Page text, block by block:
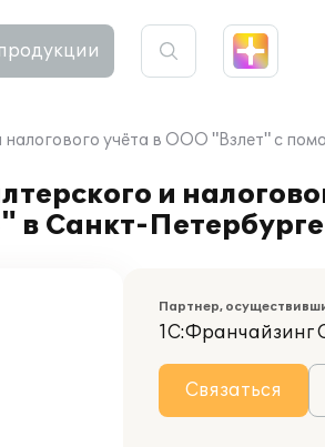
налогового учёта в ООО "Взлет" с
и
в Санкт-Петербурге
Партнер,
1С:Франчайзинг
Связаться